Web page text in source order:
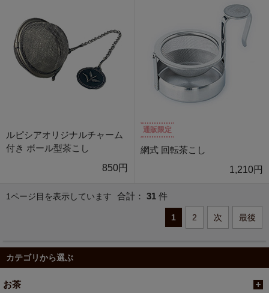
ルピシアオリジナルチャーム
付き ボール型茶こし
850円
通販限定
網式 回転茶こし
1,210円
1ページ目を表示しています 合計： 31 件
1 2 次 最後
カテゴリから選ぶ
お茶